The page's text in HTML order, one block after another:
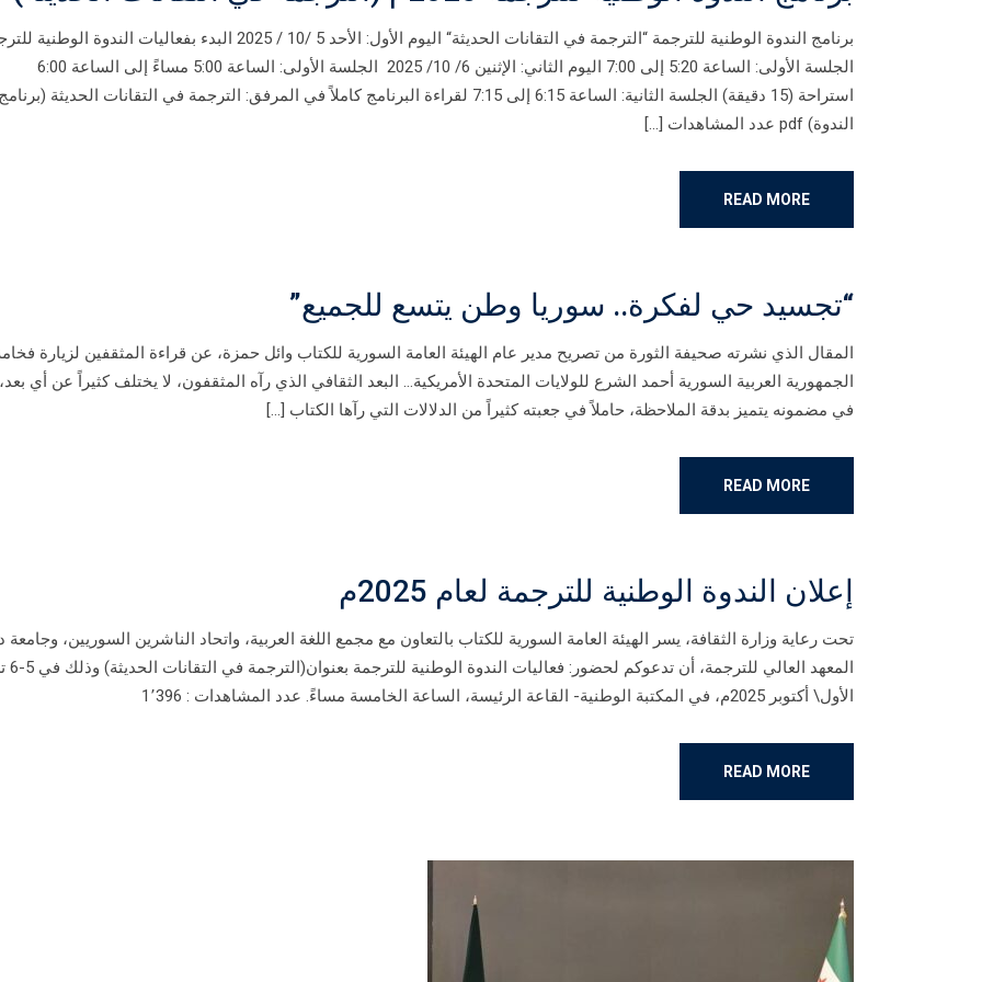
برنامج الندوة الوطنية للترجمة “الترجمة في التقانات الحديثة“ اليوم الأول: الأحد 5 /10 / 2025 البدء بفعاليات الندوة
استراحة (15 دقيقة) الجلسة الثانية: الساعة 6:15 إلى 7:15 لقراءة البرنامج كاملاً في المرفق: الترجمة في التقانات الحديثة (برنامج
الندوة) pdf عدد المشاهدات […]
READ MORE
“تجسيد حي لفكرة.. سوريا وطن يتسع للجميع”
المقال الذي نشرته صحيفة الثورة من تصريح مدير عام الهيئة العامة السورية للكتاب وائل حمزة، عن قراءة المثقفين لزيارة
الجمهورية العربية السورية أحمد الشرع للولايات المتحدة الأمريكية… البعد الثقافي الذي رآه المثقفون، لا يختلف كثيراً عن أي
في مضمونه يتميز بدقة الملاحظة، حاملاً في جعبته كثيراً من الدلالات التي رآها الكتاب […]
READ MORE
إعلان الندوة الوطنية للترجمة لعام 2025م
تحت رعاية وزارة الثقافة، يسر الهيئة العامة السورية للكتاب بالتعاون مع مجمع اللغة العربية، واتحاد الناشرين السوريين،
المعهد
الأول\ أكتوبر 2025م، في المكتبة الوطنية- القاعة الرئيسة، الساعة الخامسة مساءً. عدد المشاهدات : 1٬396
READ MORE